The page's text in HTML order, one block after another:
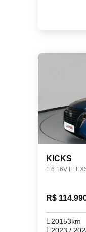
KICKS
1.6 16V
R$
20153km